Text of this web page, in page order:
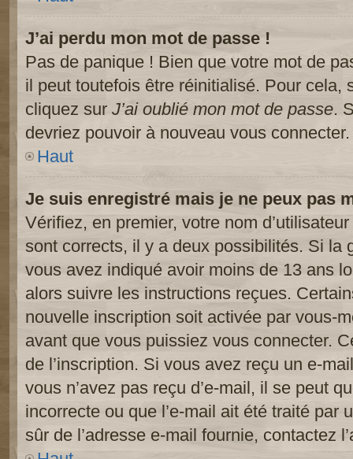
J’ai perdu mon mot de passe !
Pas de panique ! Bien que votre mot de
il peut toutefois être réinitialisé. Pour cela,
cliquez sur J’ai oublié mon mot de passe.
devriez pouvoir à nouveau vous connecter.
Haut
Je suis enregistré mais je ne peux pas
Vérifiez, en premier, votre nom
sont corrects, il y a deux possibilités. Si la
vous avez indiqué avoir moins de 13 ans
alors suivre les instructions reçues.
nouvelle inscription soit activée par vous-
avant que vous puissiez vous connecter.
de l’inscription. Si vous avez reçu un e-
vous n’avez pas reçu d’e-mail, il se peut
incorrecte ou que l’e-mail ait été traité par
sûr de l’adresse e-mail fournie, contactez